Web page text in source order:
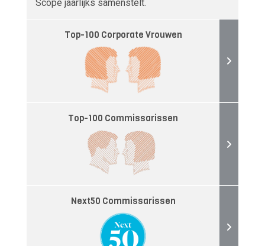
Scope jaarlijks samenstelt.
Top-100 Corporate Vrouwen
Top-100 Commissarissen
Next50 Commissarissen